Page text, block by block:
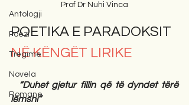
Antologji
Poezi
Tregime
Novela
Romane
Prof Dr Nuhi Vinca
POETIKA E PARADOKSIT
NË KËNGËT LIRIKE
“Duhet gjetur fillin që të dyndet tërë
lëmshi”